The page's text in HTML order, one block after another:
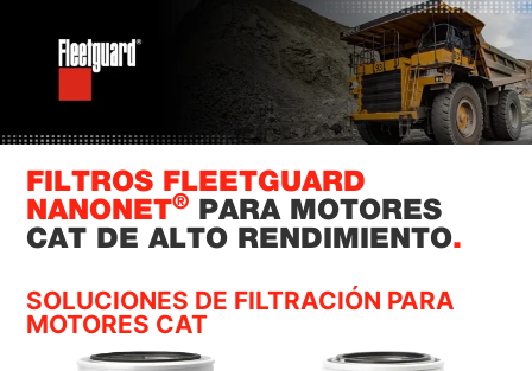
FILTROS FLEETGUARD
NANONET®
PARA MOTORES
CAT DE ALTO RENDIMIENTO.
SOLUCIONES DE FILTRACIÓN PARA
MOTORES CAT